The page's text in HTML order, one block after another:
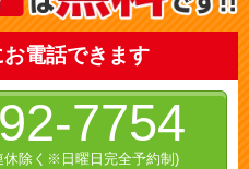
電話できます
7754
休除く※日曜日完全予約制)